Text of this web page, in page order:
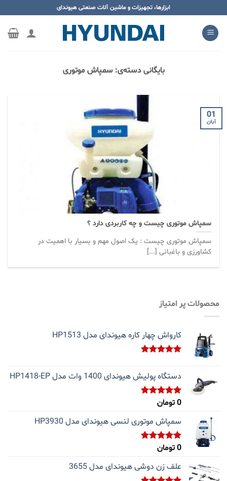
محتوا
بروید
ابزارها، تجهیزات و ماشین آلات صنعتی هیوندای
بایگانی دسته‌ی:سمپاش موتوری
سمپاش موتوری چیست و چه کاربردی دارد ؟
سمپاش موتوری چیست : یک اصول مهم و بسیار با اهمیت در
کشاورزی و باغبانی [...]
01
آبان
محصولات پر امتیاز
کارواش چهار کاره هیوندای مدل HP1513
دستگاه پولیش هیوندای 1400 وات مدل HP1418-EP
نمره5.00
0تومان
سمپاش موتوری لنسی هیوندای مدل HP3930
نمره5.00
0تومان
علف زن دوشی هیوندای مدل 3655